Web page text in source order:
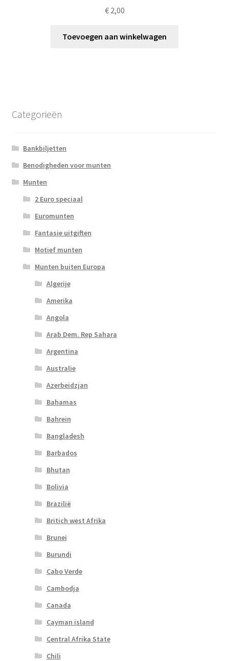
€2,00
Toevoegen aan winkelwagen
Categorieën
Bankbiljetten
Benodigheden voor munten
Munten
2 Euro speciaal
Euromunten
Fantasie uitgiften
Motief munten
Munten buiten Europa
Algerije
Amerika
Angola
Arab Dem. Rep Sahara
Argentina
Australie
Azerbeidzjan
Bahamas
Bahrein
Bangladesh
Barbados
Bhutan
Bolivia
Brazilië
Britich west Afrika
Brunei
Burundi
Cabo Verde
Cambodja
Canada
Cayman island
Central Afrika State
Chili